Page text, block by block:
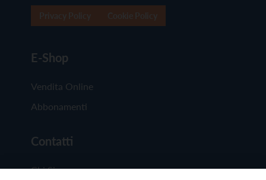
E-Shop
Vendita Online
Abbonamenti
Contatti
Chi Siamo